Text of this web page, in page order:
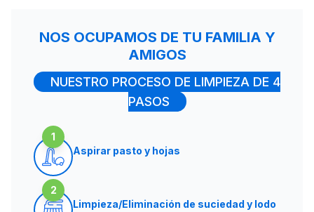
NOS OCUPAMOS DE TU FAMILIA Y
AMIGOS
NUESTRO PROCESO DE LIMPIEZA DE 4
PASOS
1
Aspirar pasto y hojas
2
Limpieza/Eliminación de suciedad y lodo